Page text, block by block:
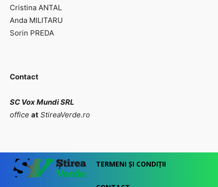
Cristina ANTAL
Anda MILITARU
Sorin PREDA
Contact
SC Vox Mundi SRL
office at StireaVerde.ro
TERMENI ȘI CONDIȚII